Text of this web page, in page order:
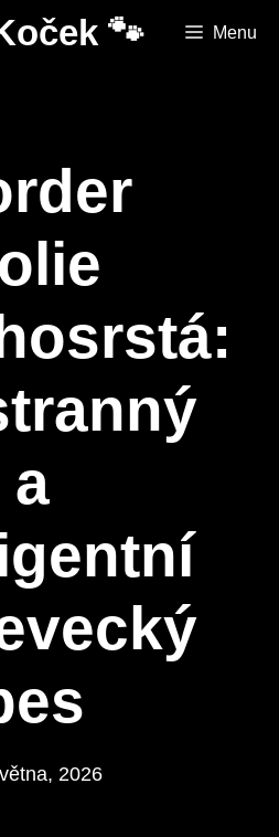
🐾 Menu
a
2026